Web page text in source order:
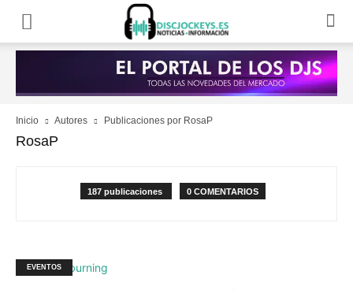
Inicio Autores Publicaciones por RosaP
RosaP
187 publicaciones 0 COMENTARIOS
EVENTOS